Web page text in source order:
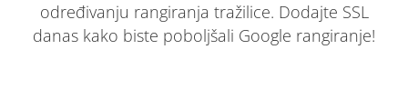
određivanju rangiranja tražilice. Dodajte SSL
danas kako biste poboljšali Google rangiranje!